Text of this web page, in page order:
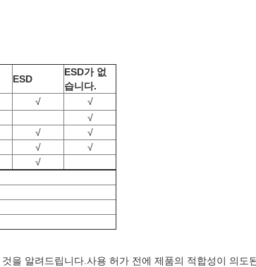
ESD
ESD가 없
습니다.
√
√
√
√
√
√
√
√
을 알려드립니다.사용 허가 전에 제품의 적합성이 의